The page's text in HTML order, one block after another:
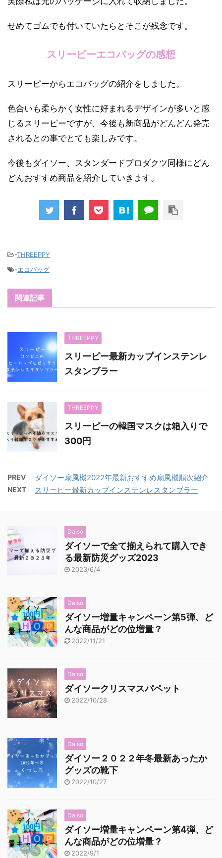
せめてゴムでも付いていたらとそこが残念です。
スリーピーエコバッグの感想
スリーピーからエコバッグの紹介をしました。
色合いも柔らかく女性に好まれるデザインが多いと感
じるスリーピーですが、今後も新商品がどんどん発売
されるとの事でとても楽しみです。
今後もダイソー、スタンダードプロダクツ同様にどん
どんおすすめ商品を紹介していきます。
-THREEPPY
-エコバッグ
関連記事
THREEPPY
スリーピー最新カップインステンレ
スタンブラー
THREEPPY
スリーピーの韓国マスクは箱入りで
300円
PREV ダイソー扇風機2022年最新おすすめ扇風機順次紹介
NEXT スリーピー最新カップインステンレスタンブラー
Daiso
ダイソーで全て揃えられて購入でき
る最新防災グッズ2023
2023/6/4
Daiso
ダイソー増量キャンペーン第5弾、ど
んな商品がどの位増量？
2022/11/21
Daiso
ダイソークリスマスパペット
2022/10/28
Daiso
ダイソー２０２２年冬最新あったか
グッズの靴下
2022/10/27
Daiso
ダイソー増量キャンペーン第4弾、ど
んな商品がどの位増量？
2022/9/1